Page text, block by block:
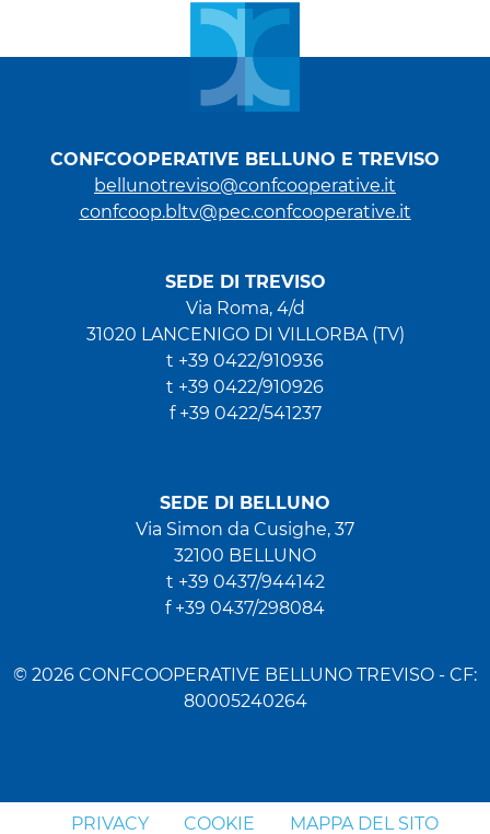
CONFCOOPERATIVE BELLUNO E TREVISO
bellunotreviso@confcooperative.it
confcoop.bltv@pec.confcooperative.it
SEDE DI TREVISO
Via Roma, 4/d
31020 LANCENIGO DI VILLORBA (TV)
t +39 0422/910936
t +39 0422/910926
f +39 0422/541237
SEDE DI BELLUNO
Via Simon da Cusighe, 37
32100 BELLUNO
t +39 0437/944142
f +39 0437/298084
© 2026 CONFCOOPERATIVE BELLUNO TREVISO - CF:
80005240264
PRIVACY COOKIE MAPPA DEL SITO